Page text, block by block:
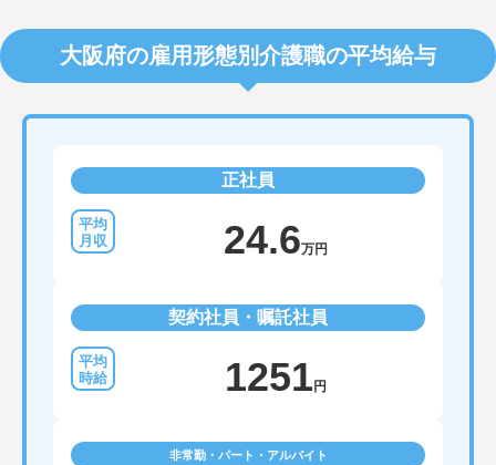
大阪府の雇用形態別介護職の平均給与
正社員
24.6万円
契約社員・嘱託社員
1251 円
非常勤・パート・アルバイト